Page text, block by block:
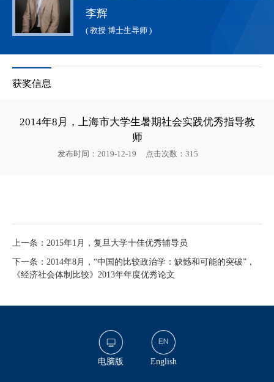
李辉
( 教授 博士生导师 )
获奖信息
2014年8月，上海市大学生暑期社会实践优秀指导教
师
发布时间：2019-12-19 点击次数： 315
上一条：2015年1月，复旦大学十佳优秀辅导员
下一条：2014年8月，“中国的比较政治学：缺憾和可能的突破”，
《经济社会体制比较》2013年年度优秀论文
电脑版 English